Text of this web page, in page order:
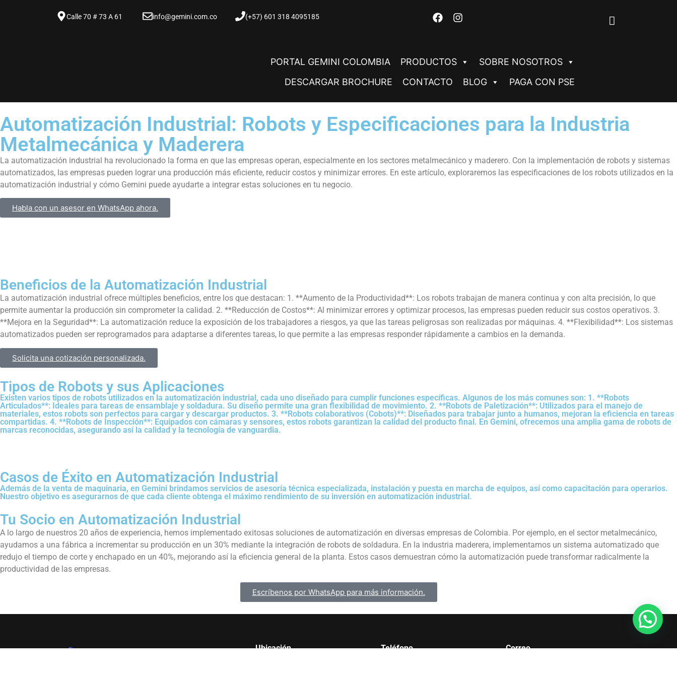
Calle 70 # 73 A 61 info@gemini.com.co (+57) 601 318 4095185
PORTAL GEMINI COLOMBIA PRODUCTOS
SOBRE NOSOTROS
DESCARGAR BROCHURE
CONTACTO BLOG PAGA CON PSE
Automatización Industrial: Robots y Especificaciones para la Industria
Metalmecánica y Maderera
La automatización industrial ha revolucionado la forma en que las empresas operan, especialmente en los sectores metalmecánico y maderero. Con la implementación de robots y sistemas
automatizados, las empresas pueden lograr una producción más eficiente, reducir costos y minimizar errores. En este artículo, exploraremos las especificaciones de los robots utilizados en la
automatización industrial y cómo Gemini puede ayudarte a integrar estas soluciones en tu negocio.
Habla con un asesor en WhatsApp ahora.
Beneficios de la Automatización Industrial
La automatización industrial ofrece múltiples beneficios, entre los que destacan: 1. **Aumento de la Productividad**: Los robots trabajan de manera continua y con alta precisión, lo que
permite aumentar la producción sin comprometer la calidad. 2. **Reducción de Costos**: Al minimizar errores y optimizar procesos, las empresas pueden reducir sus costos operativos. 3.
**Mejora en la Seguridad**: La automatización reduce la exposición de los trabajadores a riesgos, ya que las tareas peligrosas son realizadas por máquinas. 4. **Flexibilidad**: Los sistemas
automatizados pueden ser reprogramados para adaptarse a diferentes tareas, lo que permite a las empresas responder rápidamente a cambios en la demanda.
Solicita una cotización personalizada.
Tipos de Robots y sus Aplicaciones​
Existen varios tipos de robots utilizados en la automatización industrial, cada uno diseñado para cumplir funciones específicas. Algunos de los más comunes son: 1. **Robots
Articulados**: Ideales para tareas de ensamblaje y soldadura. Su diseño permite una gran flexibilidad de movimiento. 2. **Robots de Paletización**: Utilizados para el manejo de
materiales, estos robots son perfectos para cargar y descargar productos. 3. **Robots colaborativos (Cobots)**: Diseñados para trabajar junto a humanos, mejoran la eficiencia en tareas
compartidas. 4. **Robots de Inspección**: Equipados con cámaras y sensores, estos robots garantizan la calidad del producto final. En Gemini, ofrecemos una amplia gama de robots de
marcas reconocidas, asegurando así la calidad y la tecnología de vanguardia.
Casos de Éxito en Automatización Industrial
Además de la venta de maquinaria, en Gemini brindamos servicios de asesoría técnica especializada, instalación y puesta en marcha de equipos, así como capacitación para operarios.
Nuestro objetivo es asegurarnos de que cada cliente obtenga el máximo rendimiento de su inversión en automatización industrial.
Tu Socio en Automatización Industrial
A lo largo de nuestros 20 años de experiencia, hemos implementado exitosas soluciones de automatización en diversas empresas de Colombia. Por ejemplo, en el sector metalmecánico,
ayudamos a una fábrica a incrementar su producción en un 30% mediante la integración de robots de soldadura. En la industria maderera, implementamos un sistema automatizado que
redujo el tiempo de corte y enchapado en un 40%, mejorando así la eficiencia general de la planta. Estos casos demuestran cómo la automatización puede transformar radicalmente la
productividad de las empresas.
Escríbenos por WhatsApp para más información.
Ubicación Teléfono Correo